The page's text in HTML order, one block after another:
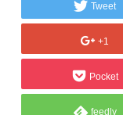
Tweet
+1
Pocket
feedly